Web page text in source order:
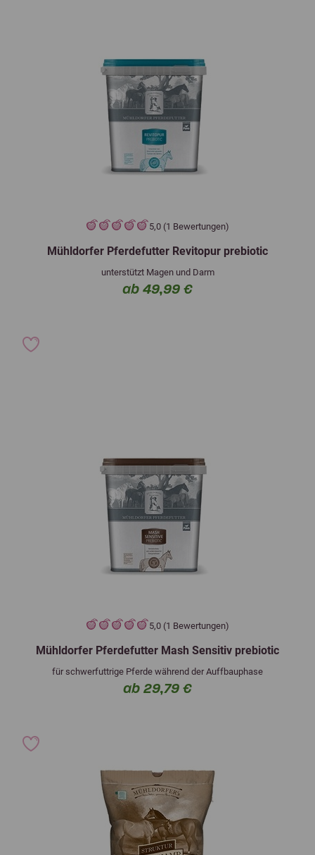
5,0 (1 Bewertungen)
Mühldorfer Pferdefutter Revitopur prebiotic
unterstützt Magen und Darm
ab 49,99 €
5,0 (1 Bewertungen)
Mühldorfer Pferdefutter Mash Sensitiv prebiotic
für schwerfuttrige Pferde während der Auffbauphase
ab 29,79 €